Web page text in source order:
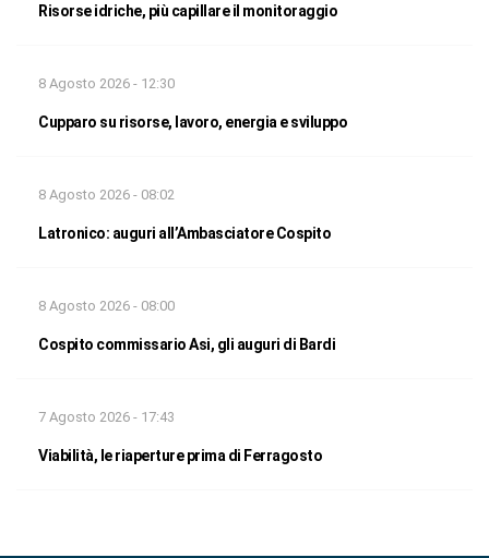
Risorse idriche, più capillare il monitoraggio
8 Agosto 2026 - 12:30
Cupparo su risorse, lavoro, energia e sviluppo
8 Agosto 2026 - 08:02
Latronico: auguri all’Ambasciatore Cospito
8 Agosto 2026 - 08:00
Cospito commissario Asi, gli auguri di Bardi
7 Agosto 2026 - 17:43
Viabilità, le riaperture prima di Ferragosto